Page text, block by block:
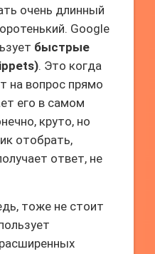
очень длинный
Google
быстрые
. Это когда
на вопрос прямо
его в самом
круто, но
отобрать,
ответ, не
тоже не стоит